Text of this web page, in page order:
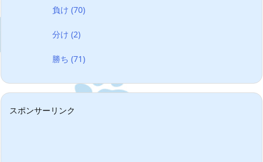
負け(70)
分け(2)
勝ち(71)
スポンサーリンク